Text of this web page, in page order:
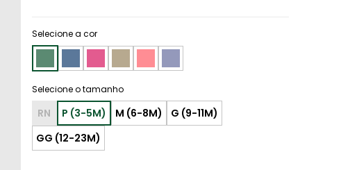
Selecione a cor
RN